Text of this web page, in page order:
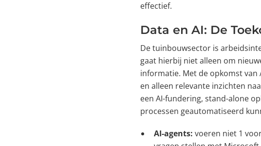
effectief.
Data en AI: De
De tuinbouwsector is
gaat hierbij niet alleen om
informatie. Met de opkomst
en alleen relevante inzichten
een AI-fundering, stand-alone
processen geautomatiseerd
AI-agents: voeren niet 1